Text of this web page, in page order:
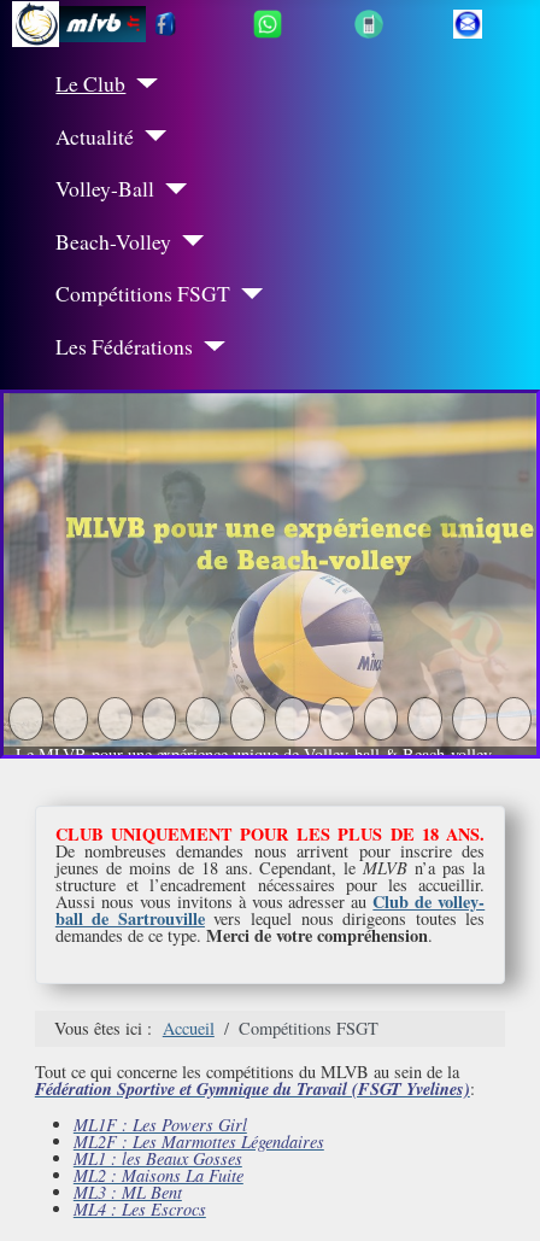
Le Club
Actualité
Volley-Ball
Beach-Volley
Compétitions FSGT
Les Fédérations
Le MLVB pour une expérience unique de Volley-ball & Beach-volley
CLUB UNIQUEMENT POUR LES PLUS DE 18 ANS.
De nombreuses demandes nous arrivent pour inscrire des
jeunes de moins de 18 ans. Cependant, leMLVB n’a pas la
structure et l’encadrement nécessaires pour les accueillir.
Aussi nous vous invitons à vous adresser au Club de volley-
ball de Sartrouville vers lequel nous dirigeons toutes les
demandes de ce type. Merci de votre compréhension.
Vous êtes ici : Accueil
Compétitions FSGT
Tout ce qui concerne les compétitions du MLVB au sein de la
Fédération Sportive et Gymnique du Travail (FSGT Yvelines):
ML1F : Les Powers Girl
ML2F : Les Marmottes Légendaires
ML1 : les Beaux Gosses
ML2 : Maisons La Fuite
ML3 : ML Bent
ML4 : Les Escrocs